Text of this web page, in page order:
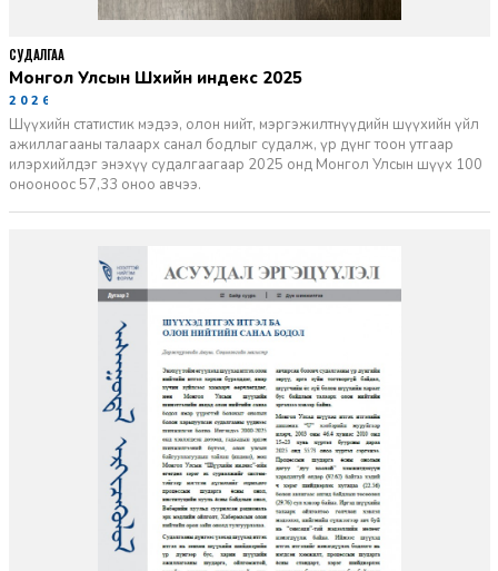
Монгол Улсын Шүүхийн индекс 2025
2026-06-11
Шүүхийн статистик мэдээ, олон нийт, мэргэжилтнүүдийн шүүхийн үйл
ажиллагааны талаарх санал бодлыг судалж, үр дүнг тоон утгаар
илэрхийлдэг энэхүү судалгаагаар 2025 онд Монгол Улсын шүүх 100
онооноос 57,33 оноо авчээ.
СУДАЛГАА